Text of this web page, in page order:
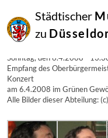
Städtischer
zu
April
2008
Manfred Hill
Sonntag, den 6.4.2008 -
Empfang des
Konzert
am 6.4.2008 im Grünen
Alle Bilder dieser Abteilung: